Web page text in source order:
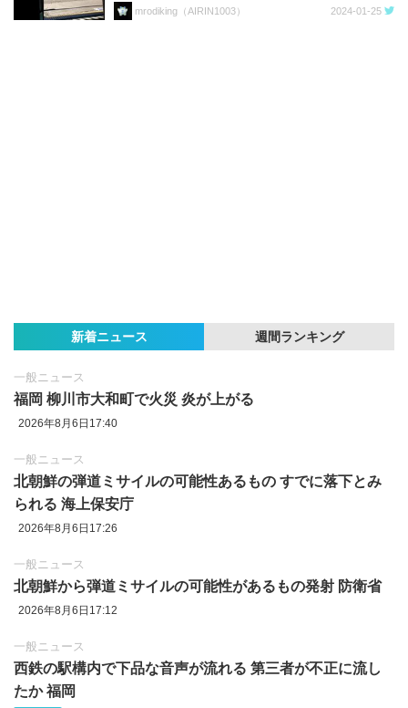
mrodiking（AIRIN1003） 2024-01-25
新着ニュース 週間ランキング
一般ニュース
福岡 柳川市大和町で火災 炎が上がる
2026年8月6日17:40
一般ニュース
北朝鮮の弾道ミサイルの可能性あるもの すでに落下とみ
られる 海上保安庁
2026年8月6日17:26
一般ニュース
北朝鮮から弾道ミサイルの可能性があるもの発射 防衛省
2026年8月6日17:12
一般ニュース
西鉄の駅構内で下品な音声が流れる 第三者が不正に流し
たか 福岡